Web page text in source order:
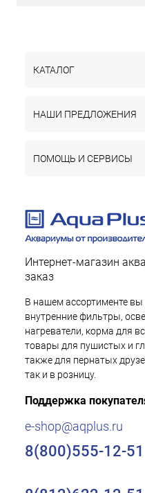
КАТАЛОГ
НАШИ ПРЕДЛОЖЕНИЯ
ПОМОЩЬ И СЕРВИСЫ
Интернет-магазин
заказ
В нашем ассортименте вы
внутренние фильтры,
нагреватели, корма для
товары для пушистых и
также для пернатых
так и в розницу.
Поддержка
e-shop@aqplus.ru
8(800)555-12-51